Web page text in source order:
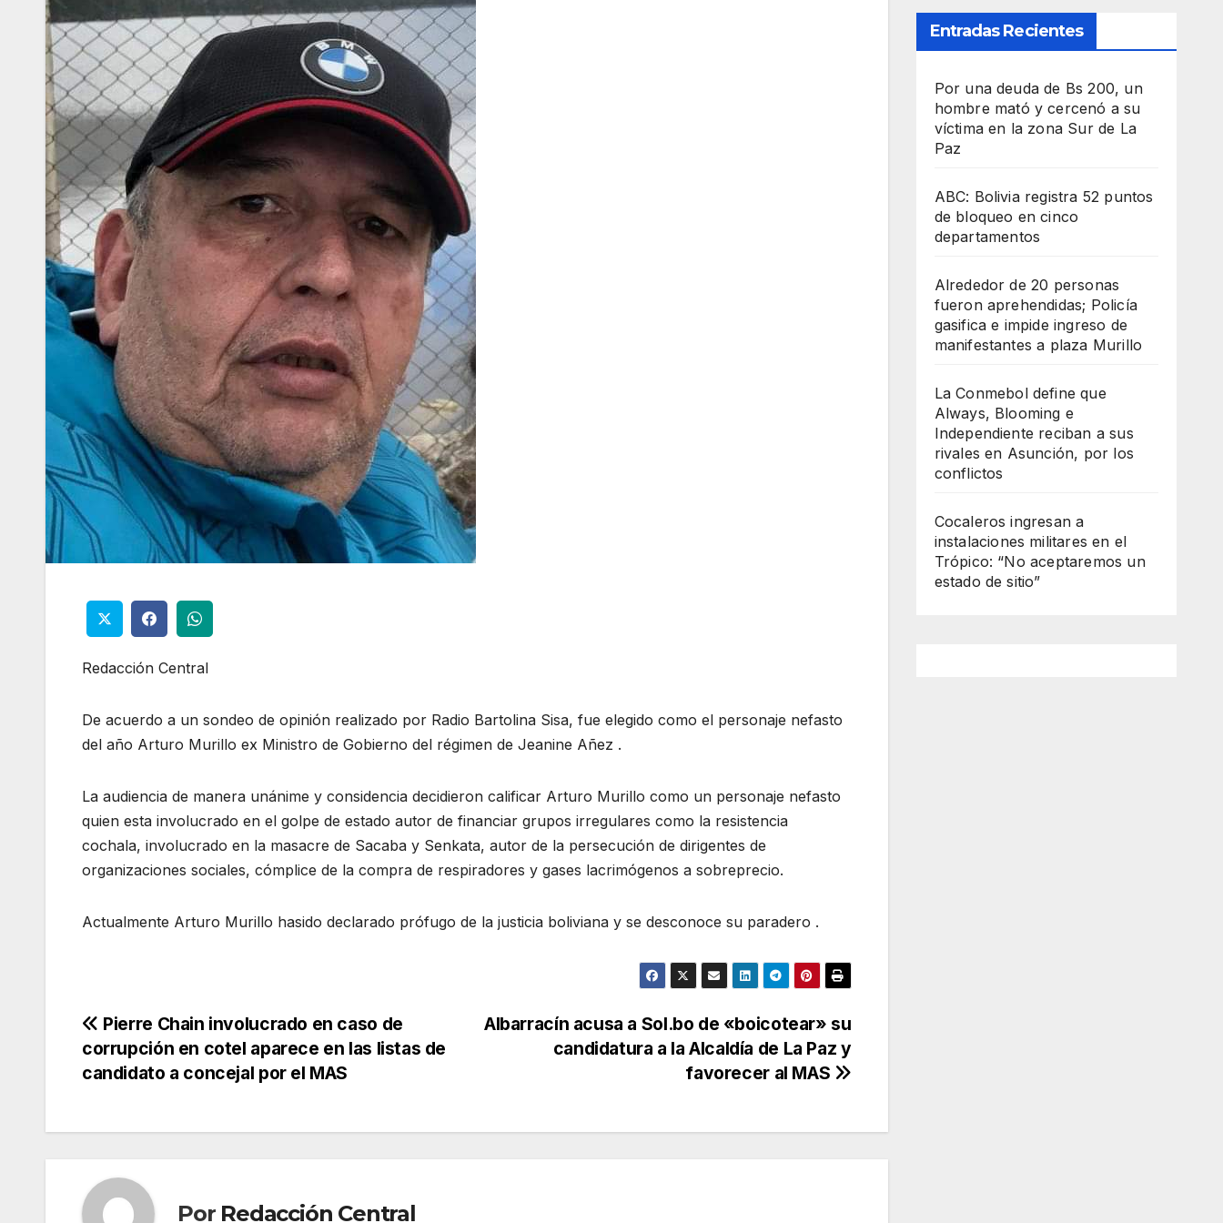
Redacción Central
De acuerdo a un sondeo de opinión realizado por Radio Bartolina Sisa, fue elegido como el personaje nefasto
del año Arturo Murillo ex Ministro de Gobierno del régimen de Jeanine Añez .
La audiencia de manera unánime y considencia decidieron calificar Arturo Murillo como un personaje nefasto
quien esta involucrado en el golpe de estado autor de financiar grupos irregulares como la resistencia
cochala, involucrado en la masacre de Sacaba y Senkata, autor de la persecución de dirigentes de
organizaciones sociales, cómplice de la compra de respiradores y gases lacrimógenos a sobreprecio.
Actualmente Arturo Murillo hasido declarado prófugo de la justicia boliviana y se desconoce su paradero .
Navegación
de
Albarracín acusa a Sol.bo de «boicotear» su
candidatura a la Alcaldía de La Paz y
favorecer al MAS
Pierre Chain involucrado en caso de
corrupción en cotel aparece en las listas de
candidato a concejal por el MAS
Por Redacción Central
Entradas Recientes
Por una deuda de Bs 200, un
hombre mató y cercenó a su
víctima en la zona Sur de La
Paz
ABC: Bolivia registra 52 puntos
de bloqueo en cinco
departamentos
Alrededor de 20 personas
fueron aprehendidas; Policía
gasifica e impide ingreso de
manifestantes a plaza Murillo
La Conmebol define que
Always, Blooming e
Independiente reciban a sus
rivales en Asunción, por los
conflictos
Cocaleros ingresan a
instalaciones militares en el
Trópico: “No aceptaremos un
estado de sitio”